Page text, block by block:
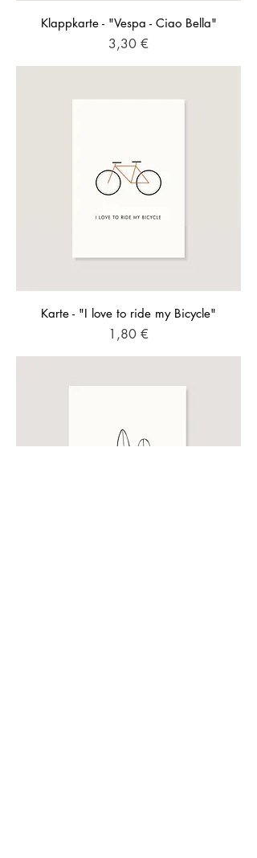
Klappkarte - "Vespa - Ciao Bella"
Preis
3,30 €
Karte - "I love to ride my Bicycle"
Preis
1,80 €